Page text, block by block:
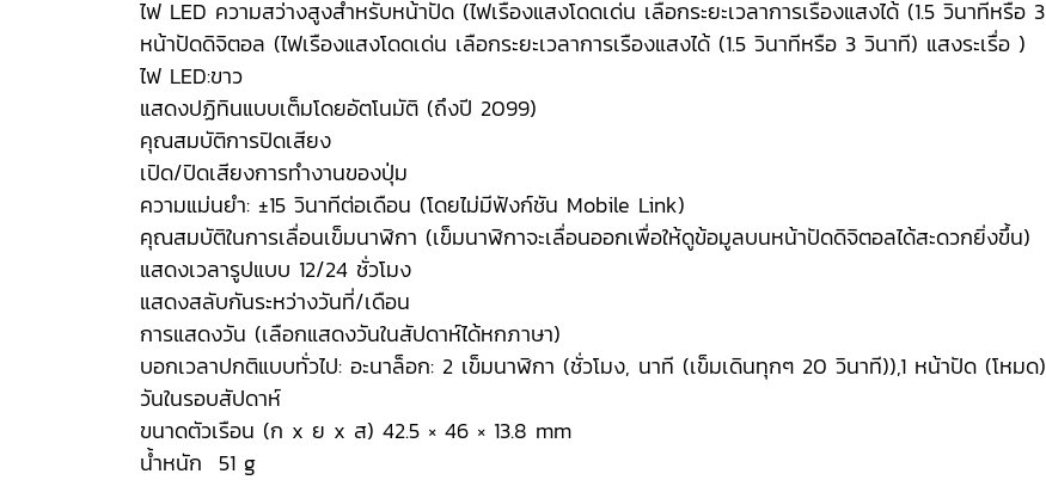
ไฟ LED ความสว่างสูงสำหรับหน้าปัด (ไฟเรืองแสงโดดเด่น เลือกระยะเวลาการเรืองแสงได้ (1.5 วินาทีหรื
หน้าปัดดิจิตอล (ไฟเรืองแสงโดดเด่น เลือกระยะเวลาการเรืองแสงได้ (1.5 วินาทีหรือ 3 วินาที) แสงระเรื่อ )
ไฟ LED:ขาว
แสดงปฏิทินแบบเต็มโดยอัตโนมัติ (ถึงปี 2099)
คุณสมบัติการปิดเสียง
เปิด/ปิดเสียงการทำงานของปุ่ม
ความแม่นยำ: ±15 วินาทีต่อเดือน (โดยไม่มีฟังก์ชัน Mobile Link)
คุณสมบัติในการเลื่อนเข็มนาฬิกา (เข็มนาฬิกาจะเลื่อนออกเพื่อให้ดูข้อมูลบนหน้าปัดดิจิตอลได้สะดวกยิ่งขึ้น)
แสดงเวลารูปแบบ 12/24 ชั่วโมง
แสดงสลับกันระหว่างวันที่/เดือน
การแสดงวัน (เลือกแสดงวันในสัปดาห์ได้หกภาษา)
บอกเวลาปกติแบบทั่วไป: อะนาล็อก: 2 เข็มนาฬิกา (ชั่วโมง, นาที (เข็มเดินทุกๆ 20 วินาที)),1 หน้าปัด (โห
วันในรอบสัปดาห์
ขนาดตัวเรือน (ก x ย x ส) 42.5 × 46 × 13.8 mm
น้ำหนัก 51 g